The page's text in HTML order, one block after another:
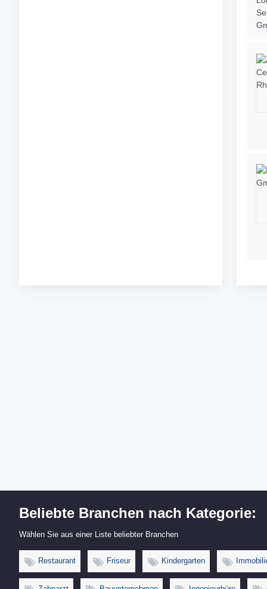
Beliebte Branchen nach Kategorie:
Wählen Sie aus einer Liste beliebter Branchen
Restaurant Friseur Kindergarten